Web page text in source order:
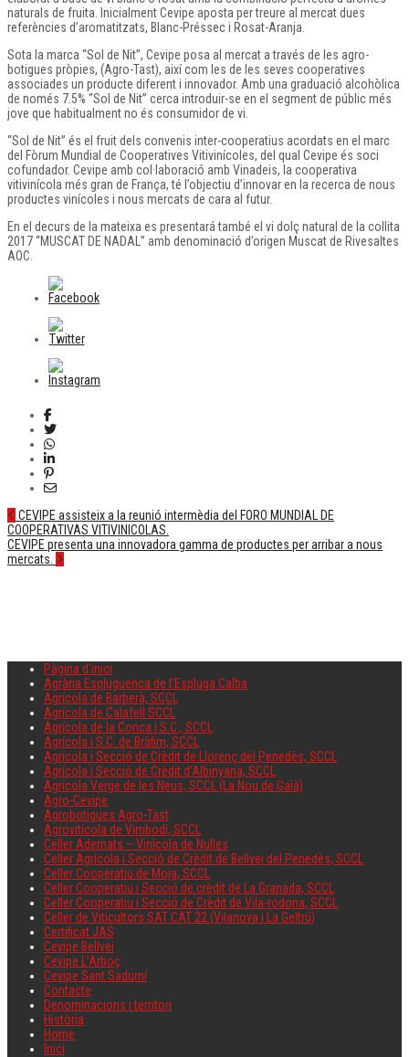
naturals de fruita. Inicialment Cevipe aposta per treure al mercat dues
referències d’aromatitzats, Blanc-Préssec i Rosat-Aranja.
Sota la marca “Sol de Nit”, Cevipe posa al mercat a través de les agro-
botigues pròpies, (Agro-Tast), així com les de les seves cooperatives
associades un producte diferent i innovador. Amb una graduació alcohòlica
de només 7.5% “Sol de Nit” cerca introduir-se en el segment de públic més
jove que habitualment no és consumidor de vi.
“Sol de Nit” és el fruit dels convenis inter-cooperatius acordats en el marc
del Fòrum Mundial de Cooperatives Vitivinícoles, del qual Cevipe és soci
cofundador. Cevipe amb col·laboració amb Vinadeis, la cooperativa
vitivinícola més gran de França, té l’objectiu d’innovar en la recerca de nous
productes vinícoles i nous mercats de cara al futur.
En el decurs de la mateixa es presentará també el vi dolç natural de la collita
2017 “MUSCAT DE NADAL” amb denominació d’origen Muscat de Rivesaltes
AOC.
Post
navigation
CEVIPE assisteix a la reunió intermèdia del FORO MUNDIAL DE
COOPERATIVAS VITIVINICOLAS.
CEVIPE presenta una innovadora gamma de productes per arribar a nous
mercats.
Pàgina d'inici
Agrària Espluguenca de l’Espluga Calba
Agrícola de Barberà, SCCL
Agrícola de Calafell SCCL
Agrícola de la Conca i S.C., SCCL
Agrícola i S.C. de Bràfim, SCCL
Agrícola i Secció de Crèdit de Llorenç del Penedès, SCCL
Agrícola i Secció de Crèdit d’Albinyana, SCCL
Agrícola Verge de les Neus, SCCL (La Nou de Gaià)
Agro-Cevipe
Agrobotigues Agro-Tast
Agrovitícola de Vimbodí, SCCL
Celler Adernats – Vinícola de Nulles
Celler Agrícola i Secció de Crèdit de Bellvei del Penedès, SCCL
Celler Cooperatiu de Moja, SCCL
Celler Cooperatiu i Secció de crèdit de La Granada, SCCL
Celler Cooperatiu i Secció de Crèdit de Vila-rodona, SCCL
Celler de Viticultors SAT CAT 22 (Vilanova i La Geltrú)
Certificat JAS
Cevipe Bellvei
Cevipe L’Arboç
Cevipe Sant Sadurní
Contacte
Denominacions i territori
Història
Home
Inici